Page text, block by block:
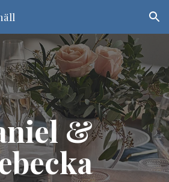
Skip to navigation
&